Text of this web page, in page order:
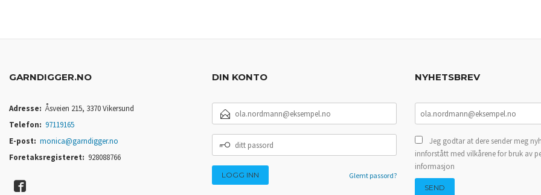
GARNDIGGER.NO
Adresse: Åsveien 215, 3370 Vikersund
Telefon: 97119165
E-post: monica@garndigger.no
Foretaksregisteret: 928088766
DIN KONTO
POSTADRESSE
PASSORD
Glemt passord?
NYHETSBREV
Jeg godtar at dere sender meg
innforstått med vilkårene for bruk av
informasjon